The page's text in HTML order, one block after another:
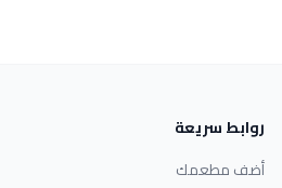
روابط سريعة
أضف مطعمك